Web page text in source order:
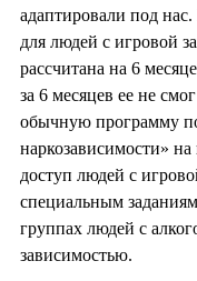
адаптировали под
для людей с игровой
рассчитана на 6
за 6 месяцев ее не
обычную программу
наркозависимости»
доступ людей с
специальным
группах людей с
зависимостью.